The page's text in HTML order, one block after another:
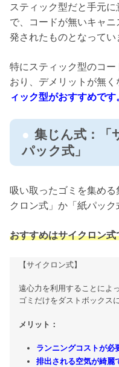
スティック型だと手元
で、コードが無いキャ
発されたものとなってい
特にスティック型のコ
おり、デメリットが無く
ィック型がおすすめです
集じん式：「
パック式」
吸い取ったゴミを集め
クロン式」か「紙パック
おすすめはサイクロン式
【サイクロン式】
遠心力を利用することによ
ゴミだけをダストボックス
メリット：
ランニングコストが必
排出される空気が綺麗